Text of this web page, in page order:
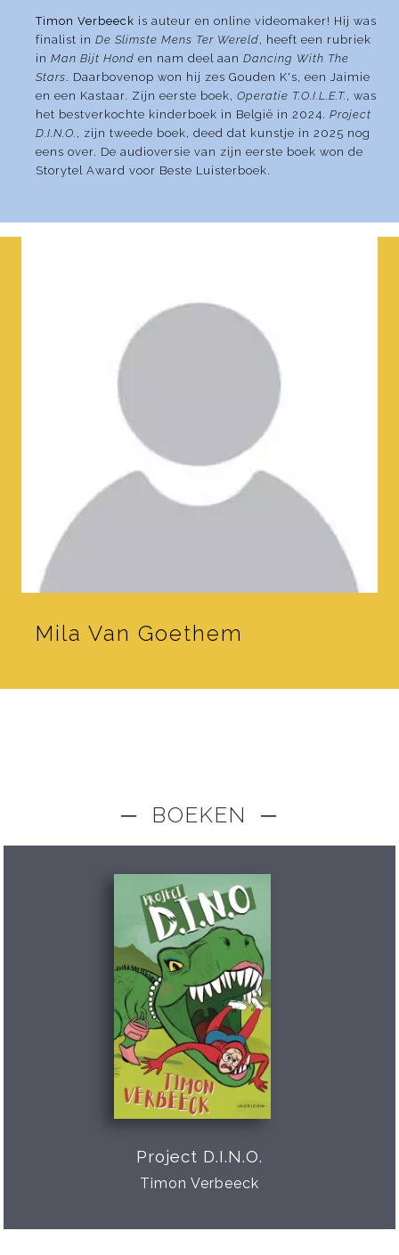
Timon Verbeeck is auteur en online videomaker! Hij was
finalist in De Slimste Mens Ter Wereld, heeft een rubriek
in Man Bijt Hond en nam deel aan Dancing With The
Stars . Daarbovenop won hij zes Gouden K's, een Jaimie
en een Kastaar. Zijn eerste boek, Operatie T.O.I.L.E.T., was
het bestverkochte kinderboek in België in 2024. Project
D.I.N.O. , zijn tweede boek, deed dat kunstje in 2025 nog
eens over. De audioversie van zijn eerste boek won de
Storytel Award voor Beste Luisterboek.
Mila Van Goethem
─ BOEKEN ─
Project D.I.N.O.
Timon Verbeeck